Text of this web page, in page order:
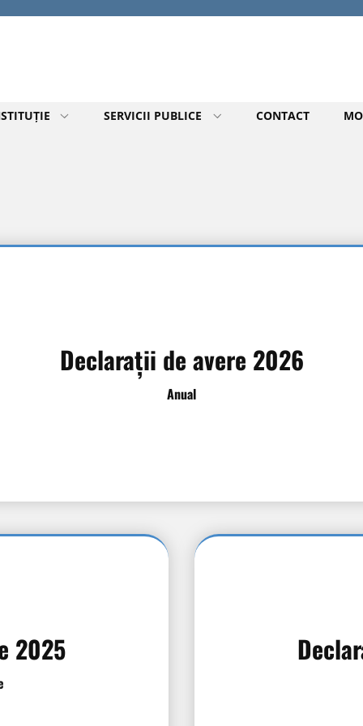
SERVICII PUBLICE CONTACT
Declarații de avere 2026
Anual
2025